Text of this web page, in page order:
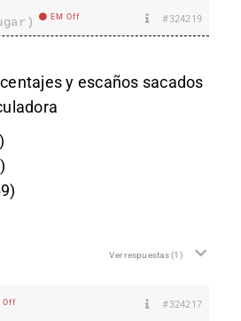
EM Off #324219
y escaños sacados
Ver respuestas(1)
Off #324217